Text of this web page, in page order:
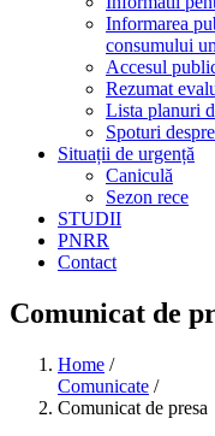
Informarea
consumului
Accesul
Rezumat
Lista planuri
Spoturi
Situații de urgență
Caniculă
Sezon rece
STUDII
PNRR
Contact
Comunicat de
Home /
Comunicate /
Comunicat de presa